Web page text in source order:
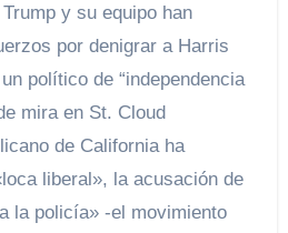
y su equipo han
por denigrar a Harris
político de “independencia
mira en St. Cloud
de California ha
liberal», la acusación de
la policía» -el movimiento